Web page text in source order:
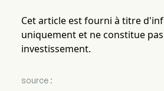
Cet article est fourni à titre
uniquement et ne constitue
investissement.
source :